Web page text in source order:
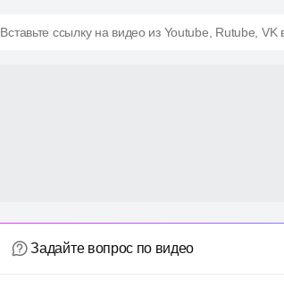
Вставьте ссылку на видео из Youtube, Rutube, VK
Задайте вопрос по видео